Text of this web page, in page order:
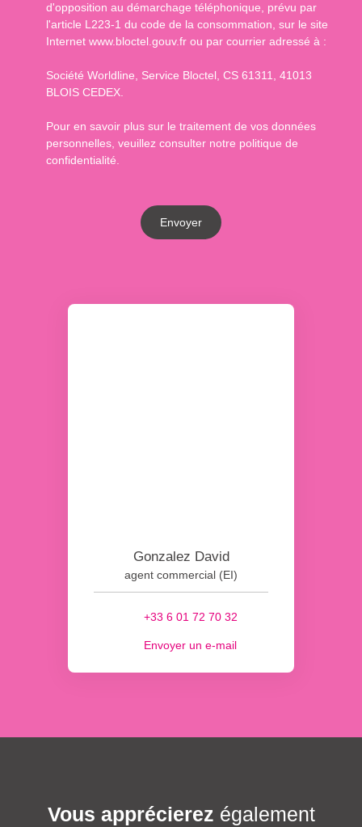
d'opposition au démarchage téléphonique, prévu par
l'article L223-1 du code de la consommation, sur le site
Internet www.bloctel.gouv.fr ou par courrier adressé à :
Société Worldline, Service Bloctel, CS 61311, 41013
BLOIS CEDEX.
Pour en savoir plus sur le traitement de vos données
personnelles, veuillez consulter notre politique de
confidentialité.
Envoyer
Gonzalez David
agent commercial (EI)
+33 6 01 72 70 32
Envoyer un e-mail
Vous apprécierez également